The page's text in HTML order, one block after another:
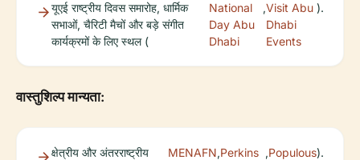
यूएई राष्ट्रीय दिवस समारोह, धार्मिक
सभाओं, चैरिटी मैचों और बड़े संगीत
कार्यक्रमों के लिए स्थल (
National
Day Abu
Dhabi
,Visit Abu
Dhabi
Events
).
वास्तुशिल्प मान्यता:
क्षेत्रीय और अंतरराष्ट्रीय
MENAFN,Perkins ,Populous).